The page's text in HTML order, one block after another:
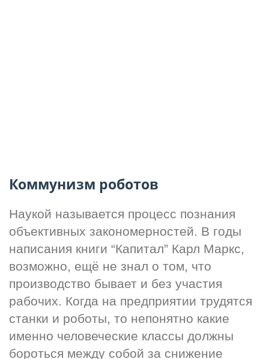
Коммунизм роботов
Наукой называется процесс познания
объективных закономерностей. В годы
написания книги “Капитал” Карл Маркс,
возможно, ещё не знал о том, что
производство бывает и без участия
рабочих. Когда на предприятии трудятся
станки и роботы, то непонятно какие
именно человеческие классы должны
бороться между собой за снижение